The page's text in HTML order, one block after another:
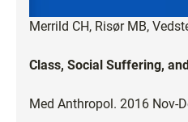
Merrild CH, Risør MB,
Class, Social Suffering,
Med Anthropol. 2016 Nov-